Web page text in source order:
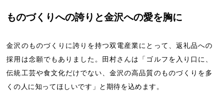
ものづくりへの誇りと金沢への愛を胸に
金沢のものづくりに誇りを持つ双電産業にとって、返礼品への
採用は念願でもありました。田村さんは「ゴルフを入り口に、
伝統工芸や食文化だけでない、金沢の高品質のものづくりを多
くの人に知ってほしいです」と期待を込めます。